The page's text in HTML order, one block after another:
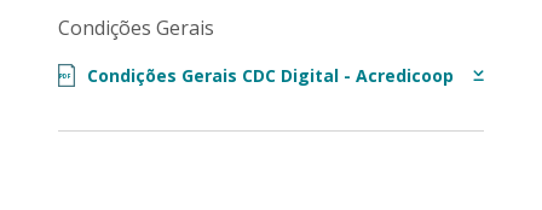
Condições Gerais
Condições Gerais CDC Digital - Acredicoop
PDF